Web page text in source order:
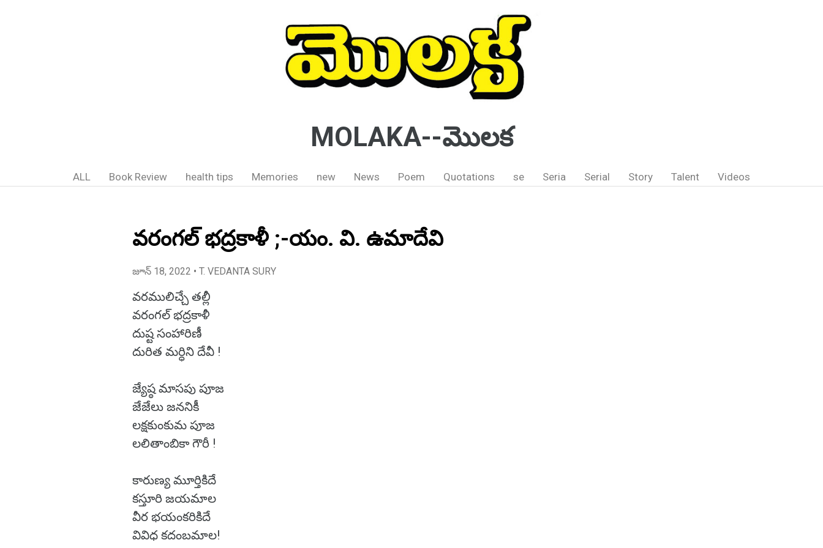
MOLAKA--మొలక
ALL Book Review health tips Memories new News Poem Quotations se Seria Serial Story Talent Videos
వరంగల్ భద్రకాళీ ;-యం. వి. ఉమాదేవి
జూన్ 18, 2022 • T. VEDANTA SURY
వరములిచ్చే తల్లీ
వరంగల్ భద్రకాళీ
దుష్ట సంహారిణీ
దురిత మర్ధిని దేవీ !
జ్యేష్ఠ మాసపు పూజ
జేజేలు జననికీ
లక్షకుంకుమ పూజ
లలితాంబికా గౌరీ !
కారుణ్య మూర్తికిదే
కస్తూరి జయమాల
వీర భయంకరికిదే
వివిధ కదంబమాల!